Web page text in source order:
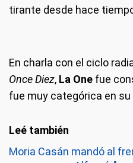
tirante desde hace
En charla con el ciclo
Once Diez, La One fue
fue muy categórica en
Moria Casán mandó al